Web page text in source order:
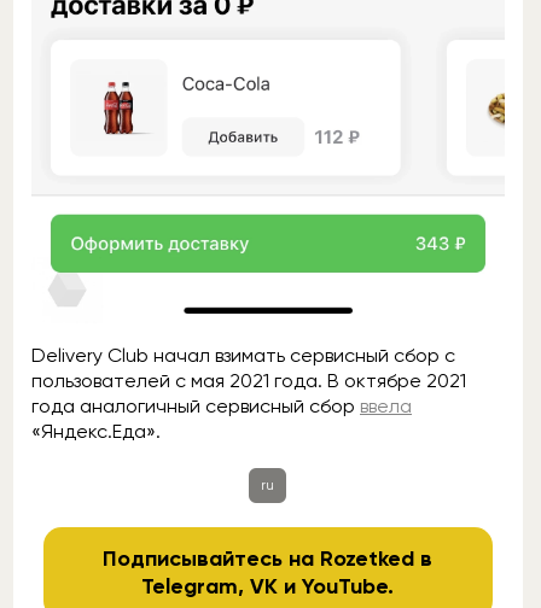
Delivery Club начал взимать сервисный сбор с
пользователей с мая 2021 года. В октябре 2021
года аналогичный сервисный сбор ввела
«Яндекс.Еда».
ru
Подписывайтесь на Rozetked в
Telegram,VK иYouTube.